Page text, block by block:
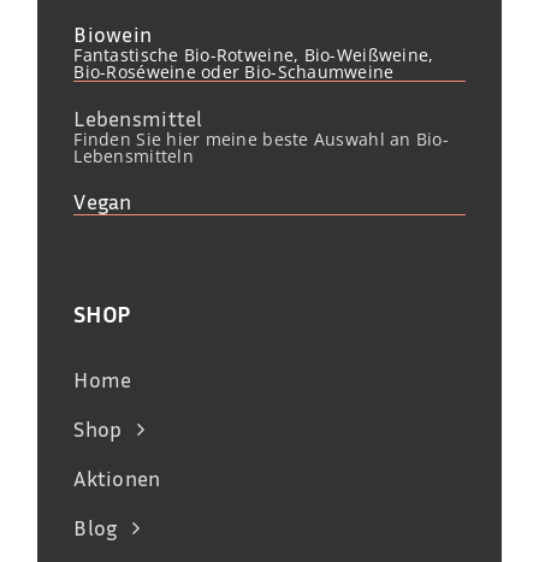
Biowein
Fantastische Bio-Rotweine, Bio-Weißweine,
Bio-Roséweine oder Bio-Schaumweine
Lebensmittel
Finden Sie hier meine beste Auswahl an Bio-
Lebensmitteln
Vegan
SHOP
Home
Shop
Aktionen
Blog